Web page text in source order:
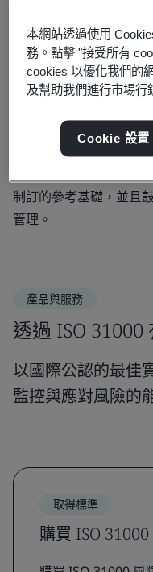
等，因此，不論您是在
作，都能因之受惠。
透過導入 ISO 31000
助組織提升營運效率、
使損失降至最低。
制訂的參考基礎，並且
管理。
產品與服務
透過 ISO
以國際公認的最佳
監控與應對風險的
取得標準
購買 ISO
本網站透過使用
務。點擊 "接受所有
cookies 以優化我們的
及幫助我們進行市場行
Cookie 設置